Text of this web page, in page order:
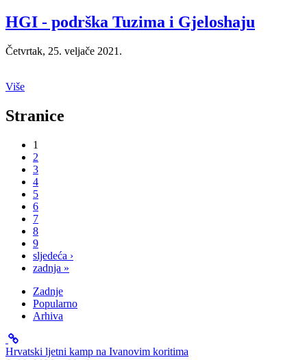
HGI - podrška Tuzima i Gjeloshaju
Četvrtak, 25. veljače 2021.
Više
Stranice
1
2
3
4
5
6
7
8
9
sljedeća ›
zadnja »
Zadnje
Popularno
Arhiva
Hrvatski ljetni kamp na Ivanovim koritima